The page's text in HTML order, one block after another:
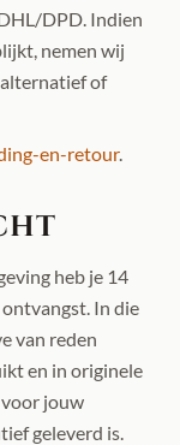
DPD. Indien
nemen wij
of
en-retour.
heb je 14
In die
van reden
en in originele
jouw
geleverd is.